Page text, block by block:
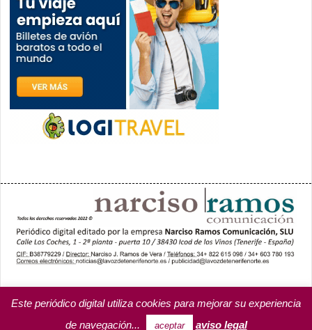
PORTADA YCODEN DAUTE (7)
VALLE DE LA OROTAVA (3)
ACENTEJO (5)
INSULAR REGIONAL
CULTURA
OPINIÓN
MISCELÁNEA
PROGRAMAS DE YCODEN DAUTE RADIO
Este periódico digital utiliza cookies para mejorar su experiencia
de navegación...
aceptar aviso legal